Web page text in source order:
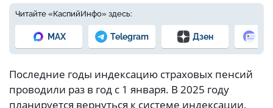
Читайте «КаспийИнфо» здесь:
MAX Telegram Дзен
Последние годы индексацию страховых пенсий
проводили раз в год с 1 января. В 2025 году
планируется вернуться к системе индексации,